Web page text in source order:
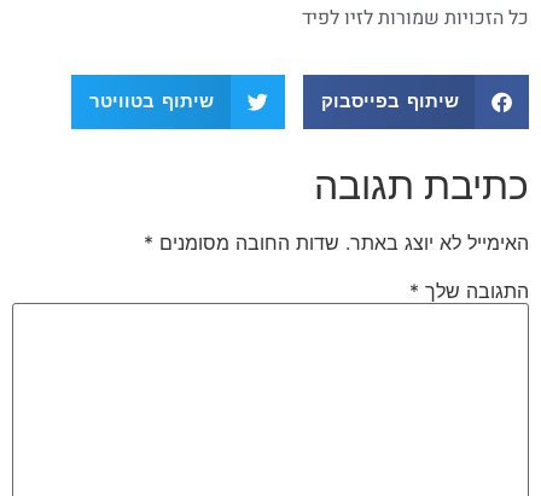
כל הזכויות שמורות לזיו לפיד
שיתוף בפייסבוק שיתוף בטוויטר
כתיבת תגובה
האימייל לא יוצג באתר. שדות החובה מסומנים *
התגובה שלך *